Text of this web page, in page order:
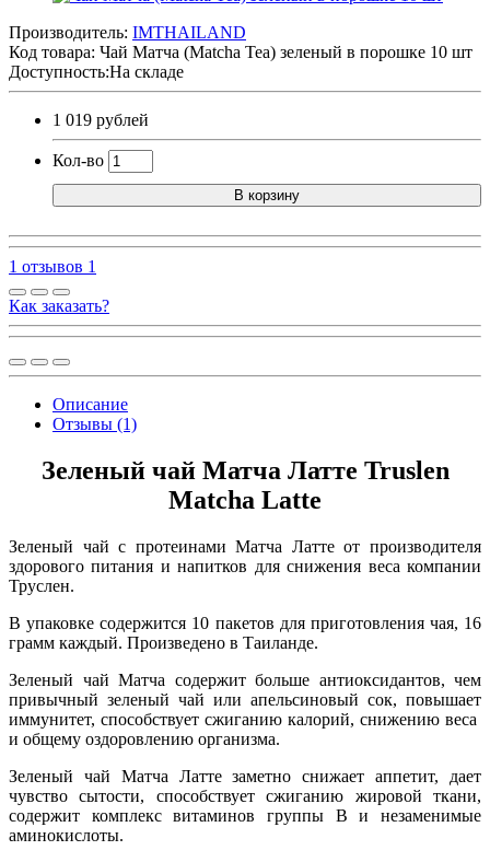
Производитель: IMTHAILAND
Код товара: Чай Матча (Matcha Tea) зеленый в порошке 10 шт
Доступность:На складе
1 019 рублей
Кол-во
В корзину
1 отзывов 1
Как заказать?
Описание
Отзывы (1)
Зеленый чай Матча Латте Truslen
Matcha Latte
Зеленый чай c протеинами Матча Латте от производителя
здорового питания и напитков для снижения веса компании
Труслен.
В упаковке содержится 10 пакетов для приготовления чая, 16
грамм каждый. Произведено в Таиланде.
Зеленый чай Матча содержит больше антиоксидантов, чем
привычный зеленый чай или апельсиновый сок, повышает
иммунитет, способствует сжиганию калорий, снижению веса
и общему оздоровлению организма.
Зеленый чай Матча Латте заметно снижает аппетит, дает
чувство сытости, способствует сжиганию жировой ткани,
содержит комплекс витаминов группы В и незаменимые
аминокислоты.